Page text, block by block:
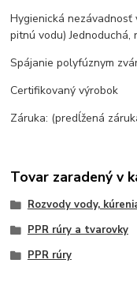
Hygienická
pitnú vodu) Jednoduchá,
Spájanie polyfúznym
Certifikovaný výrobok
Záruka: (predĺžená
Tovar zaradený v
Rozvody vody,
PPR rúry a tvarovky
PPR rúry